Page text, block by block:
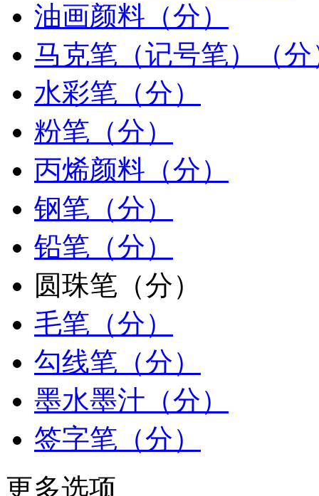
油画颜料（分）
马克笔（记号笔）（分
水彩笔（分）
粉笔（分）
丙烯颜料（分）
钢笔（分）
铅笔（分）
圆珠笔（分）
毛笔（分）
勾线笔（分）
墨水墨汁（分）
签字笔（分）
更多选项